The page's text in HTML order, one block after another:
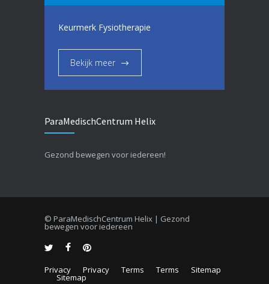
Keurmerk Fysiotherapie
Bekijk meer
ParaMedischCentrum Helix
Gezond bewegen voor iedereen!
© ParaMedischCentrum Helix | Gezond
bewegen voor iedereen
Privacy Privacy Terms Terms Sitemap
Sitemap